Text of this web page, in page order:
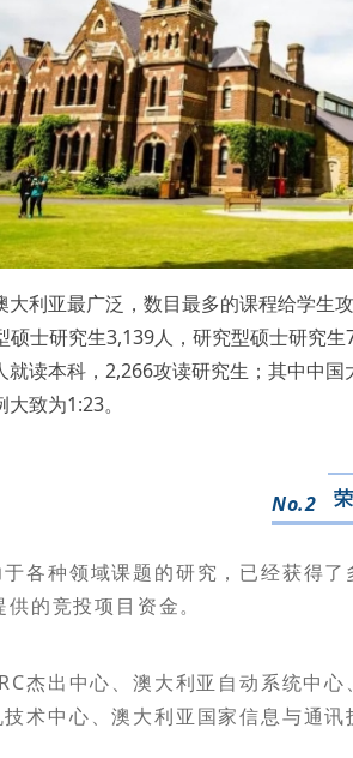
大利亚最广泛，数目最多的课程给学生
硕士研究生3,139人，研究型硕士研究
读本科，2,266攻读研究生；其中中
致为1:23。
No.2
各种领域课题的研究，已经获得
的竞投项目资金。
杰出中心、澳大利亚自动系统中
术中心、澳大利亚国家信息与通